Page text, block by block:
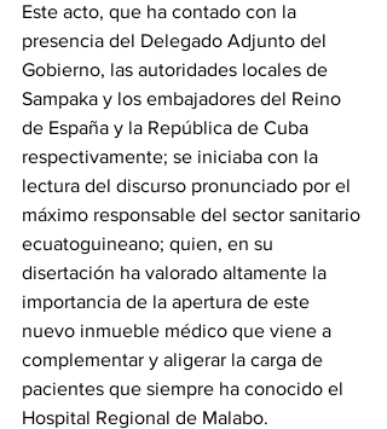
Este acto, que ha contado con la
presencia del Delegado Adjunto del
Gobierno, las autoridades locales de
Sampaka y los embajadores del Reino
de España y la República de Cuba
respectivamente; se iniciaba con la
lectura del discurso pronunciado por el
máximo responsable del sector sanitario
ecuatoguineano; quien, en su
disertación ha valorado altamente la
importancia de la apertura de este
nuevo inmueble médico que viene a
complementar y aligerar la carga de
pacientes que siempre ha conocido el
Hospital Regional de Malabo.